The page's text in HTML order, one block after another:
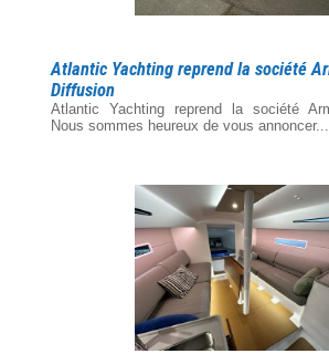
Atlantic Yachting reprend la société
Diffusion
Atlantic Yachting reprend la société
Nous sommes heureux de vous annoncer...